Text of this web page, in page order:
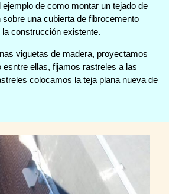
de como montar un tejado de
una cubierta de fibrocemento
construcción existente.
viguetas de madera, proyectamos
esntre ellas, fijamos rastreles a las
colocamos la teja plana nueva de